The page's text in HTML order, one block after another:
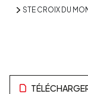
STE CROIX DU